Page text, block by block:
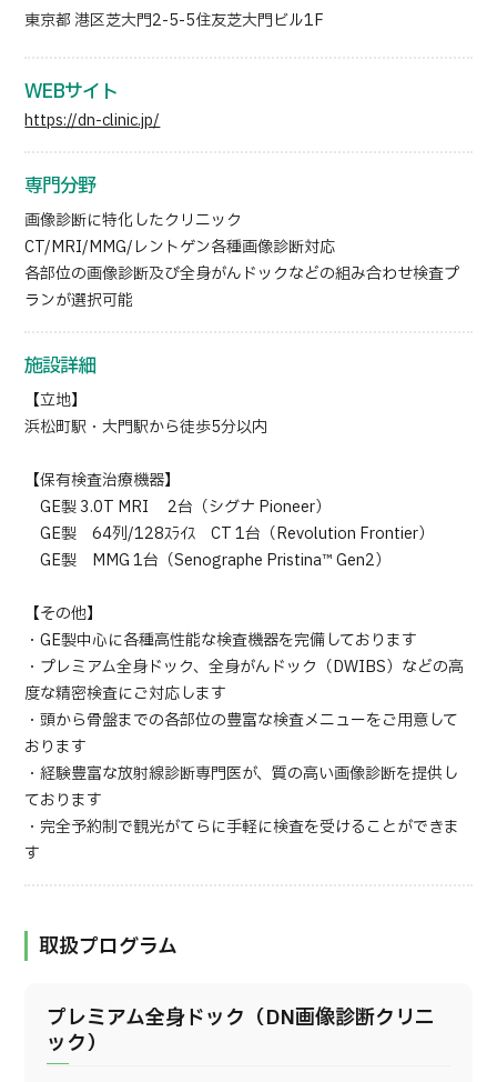
東京都 港区芝大門2-5-5住友芝大門ビル1F
WEBサイト
https://dn-clinic.jp/
専門分野
画像診断に特化したクリニック
CT/MRI/MMG/レントゲン各種画像診断対応
各部位の画像診断及び全身がんドックなどの組み合わせ検査プ
ランが選択可能
施設詳細
【立地】
浜松町駅・大門駅から徒歩5分以内
【保有検査治療機器】
GE製 3.0T MRI 2台（シグナ Pioneer）
GE製 64列/128ｽﾗｲｽ CT 1台（Revolution Frontier）
GE製 MMG 1台（Senographe Pristina™ Gen2）
【その他】
・GE製中心に各種高性能な検査機器を完備しております
・プレミアム全身ドック、全身がんドック（DWIBS）などの高
度な精密検査にご対応します
・頭から骨盤までの各部位の豊富な検査メニューをご用意して
おります
・経験豊富な放射線診断専門医が、質の高い画像診断を提供し
ております
・完全予約制で観光がてらに手軽に検査を受けることができま
す
取扱プログラム
プレミアム全身ドック（DN画像診断クリニ
ック）